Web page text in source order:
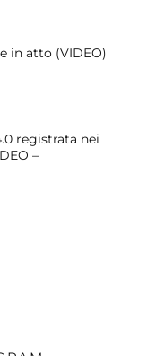
in atto (VIDEO)
registrata nei
–